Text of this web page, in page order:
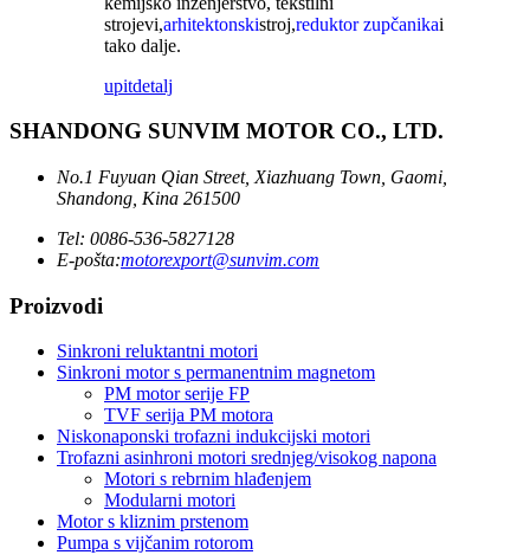
strojevi,arhitektonskistroj,reduktor zupčanikai
tako dalje.
upitdetalj
SHANDONG SUNVIM MOTOR CO., LTD.
No.1 Fuyuan Qian Street, Xiazhuang Town, Gaomi,
Shandong, Kina 261500
Tel: 0086-536-5827128
E-pošta:motorexport@sunvim.com
Proizvodi
Sinkroni reluktantni motori
Sinkroni motor s permanentnim magnetom
PM motor serije FP
TVF serija PM motora
Niskonaponski trofazni indukcijski motori
Trofazni asinhroni motori srednjeg/visokog napona
Motori s rebrnim hlađenjem
Modularni motori
Motor s kliznim prstenom
Pumpa s vijčanim rotorom